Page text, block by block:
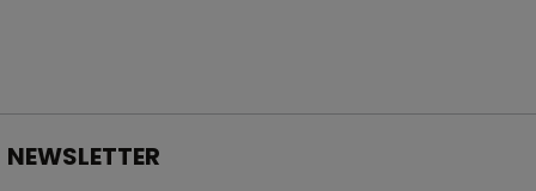
NEWSLETTER